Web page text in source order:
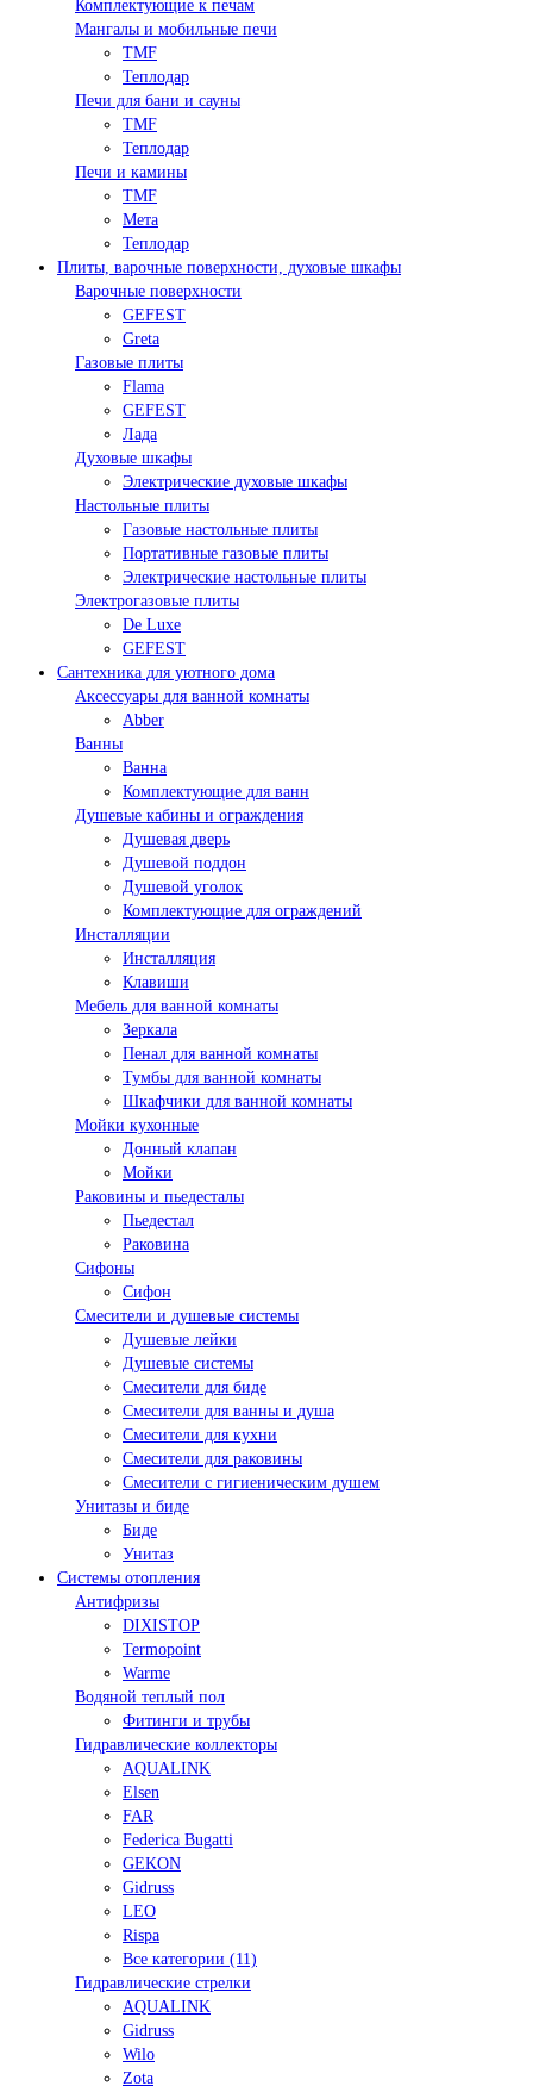
Комплектующие к печам
Мангалы и мобильные печи
TMF
Теплодар
Печи для бани и сауны
TMF
Теплодар
Печи и камины
TMF
Мета
Теплодар
Плиты, варочные поверхности, духовые шкафы
Варочные поверхности
GEFEST
Greta
Газовые плиты
Flama
GEFEST
Лада
Духовые шкафы
Электрические духовые шкафы
Настольные плиты
Газовые настольные плиты
Портативные газовые плиты
Электрические настольные плиты
Электрогазовые плиты
De Luxe
GEFEST
Сантехника для уютного дома
Аксессуары для ванной комнаты
Abber
Ванны
Ванна
Комплектующие для ванн
Душевые кабины и ограждения
Душевая дверь
Душевой поддон
Душевой уголок
Комплектующие для ограждений
Инсталляции
Инсталляция
Клавиши
Мебель для ванной комнаты
Зеркала
Пенал для ванной комнаты
Тумбы для ванной комнаты
Шкафчики для ванной комнаты
Мойки кухонные
Донный клапан
Мойки
Раковины и пьедесталы
Пьедестал
Раковина
Сифоны
Сифон
Смесители и душевые системы
Душевые лейки
Душевые системы
Смесители для биде
Смесители для ванны и душа
Смесители для кухни
Смесители для раковины
Смесители с гигиеническим душем
Унитазы и биде
Биде
Унитаз
Системы отопления
Антифризы
DIXISTOP
Termopoint
Warme
Водяной теплый пол
Фитинги и трубы
Гидравлические коллекторы
AQUALINK
Elsen
FAR
Federica Bugatti
GEKON
Gidruss
LEO
Rispa
Все категории (11)
Гидравлические стрелки
AQUALINK
Gidruss
Wilo
Zota